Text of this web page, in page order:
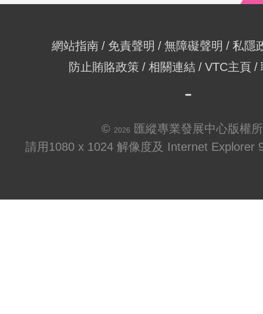
網站指南 免責聲明 無障礙聲明
私隱
防止賄賂政策
相關連結 VTC主頁
© 2026
匯縱專業發展中心版權
請用1080 x 1024 解像度及 Internet Explorer